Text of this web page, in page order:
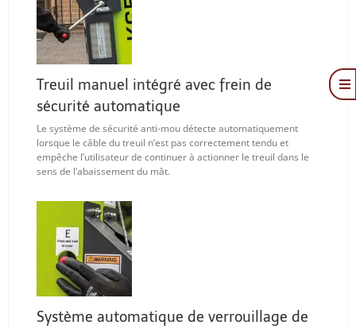
Treuil manuel intégré avec frein de
sécurité automatique
Le système de sécurité anti-mou détecte automatiquement
lorsque le câble du treuil n’est pas correctement tendu et
empêche l’utilisateur de continuer à actionner le treuil dans le
sens de l’abaissement du mât.
Système automatique de verrouillage de
Brochure